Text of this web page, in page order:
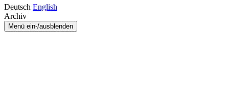
Deutsch English
Archiv
Menü ein-/ausblenden